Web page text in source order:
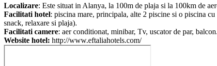
Localizare: Este situat in Alanya, la 100m de plaja si la 100km de
Facilitati hotel: piscina mare, principala, alte 2 piscine si o piscina
snack, relaxare si plaja).
Facilitati camere: aer conditionat, minibar, Tv, uscator de par,
Website hotel: http://www.eftaliahotels.com/